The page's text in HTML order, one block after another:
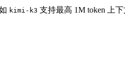
kimi-k3 支持最高 1M token 上